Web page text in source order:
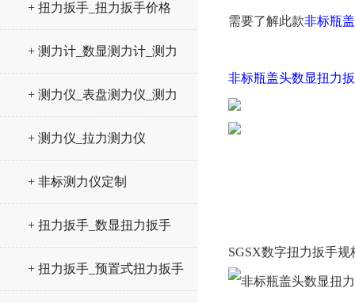
+ 扭力扳手_扭力扳手价格
+ 测力计_数显测力计_测力
仪
+ 测力仪_表盘测力仪_测力
计
+ 测力仪_拉力测力仪
+ 非标测力仪定制
+ 扭力扳手_数显扭力扳手
+ 扭力扳手_预置式扭力扳手
需要了解此款非标瓶
非标瓶盖头数显扭力
SGSX数字扭力扳手规